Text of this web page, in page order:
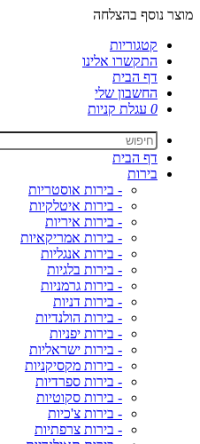
מוצר נוסף בהצלחה
קטגוריות
התקשרו אלינו
דף הבית
החשבון שלי
0 עגלת קניות
דף הבית
בירות
- בירות אוסטריות
- בירות איטלקיות
- בירות איריות
- בירות אמריקאיות
- בירות אנגליות
- בירות בלגיות
- בירות גרמניות
- בירות דניות
- בירות הולנדיות
- בירות יפניות
- בירות ישראליות
- בירות מקסיקניות
- בירות ספרדיות
- בירות סקוטיות
- בירות צ'כיות
- בירות צרפתיות